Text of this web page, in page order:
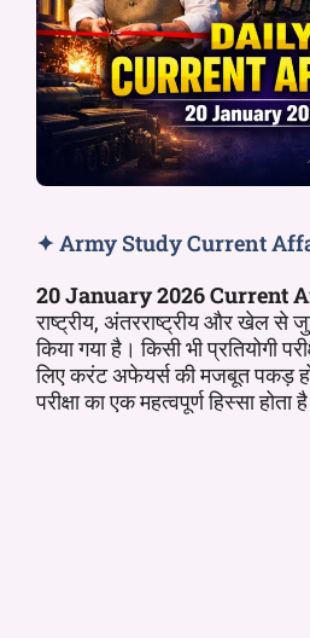
✦ Army Study Current
20 January 2026 Current
राष्ट्रीय, अंतरराष्ट्रीय और खेल से
किया गया है। किसी भी प्रतियोगी
लिए करंट अफेयर्स की मजबूत पकड़
परीक्षा का एक महत्वपूर्ण हिस्सा होता